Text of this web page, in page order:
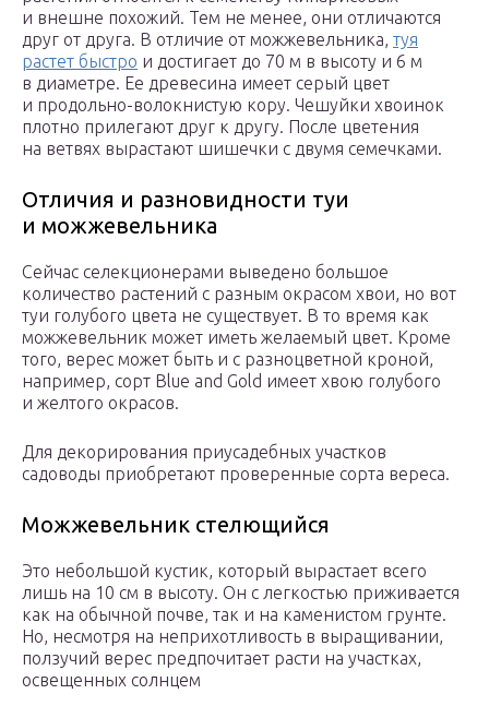
и внешне похожий. Тем не менее, они отличаются
друг от друга. В отличие от можжевельника, туя
растет быстро и достигает до 70 м в высоту и 6 м
в диаметре. Ее древесина имеет серый цвет
и продольно-волокнистую кору. Чешуйки хвоинок
плотно прилегают друг к другу. После цветения
на ветвях вырастают шишечки с двумя семечками.
Отличия и разновидности туи
и можжевельника
Сейчас селекционерами выведено большое
количество растений с разным окрасом хвои, но вот
туи голубого цвета не существует. В то время как
можжевельник может иметь желаемый цвет. Кроме
того, верес может быть и с разноцветной кроной,
например, сорт Blue and Gold имеет хвою голубого
и желтого окрасов.
Для декорирования приусадебных участков
садоводы приобретают проверенные сорта вереса.
Можжевельник стелющийся
Это небольшой кустик, который вырастает всего
лишь на 10 см в высоту. Он с легкостью приживается
как на обычной почве, так и на каменистом грунте.
Но, несмотря на неприхотливость в выращивании,
ползучий верес предпочитает расти на участках,
освещенных солнцем